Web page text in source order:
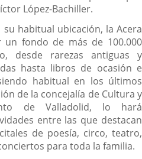
López-Bachiller.
habitual ubicación, la Acera
un fondo de más de 100.000
desde rarezas antiguas y
hasta libros de ocasión e
habitual en los últimos
de la concejalía de Cultura y
de Valladolid, lo hará
entre las que destacan
de poesía, circo, teatro,
para toda la familia.